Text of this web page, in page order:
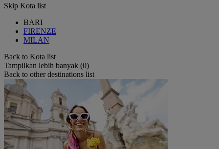
Skip Kota list
BARI
FIRENZE
MILAN
Back to Kota list
Tampilkan lebih banyak (0)
Back to other destinations list